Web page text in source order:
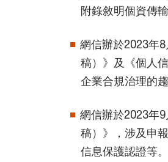
附錄敘明個資傳輸
網信辦於2023年
稿）》及《個人
企業合規治理的趨
網信辦於2023年
稿）》，涉及申
信息保護認證等。